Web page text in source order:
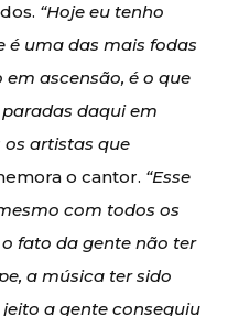
“Hoje eu tenho
é uma das mais fodas
ascensão, é o que
daqui em
os artistas que
o cantor. “Esse
com todos os
fato da gente não ter
a música ter sido
a gente conseguiu